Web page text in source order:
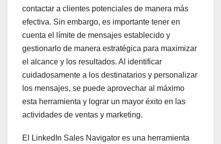
contactar a clientes potenciales de manera más
efectiva. Sin embargo, es importante tener en
cuenta el límite de mensajes establecido y
gestionarlo de manera estratégica para maximizar
el alcance y los resultados. Al identificar
cuidadosamente a los destinatarios y personalizar
los mensajes, se puede aprovechar al máximo
esta herramienta y lograr un mayor éxito en las
actividades de ventas y marketing.
El LinkedIn Sales Navigator es una herramienta